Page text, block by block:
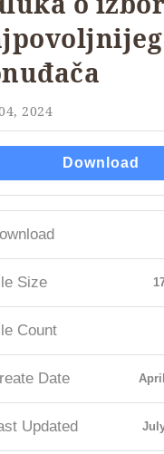
2024
Download
Size
Count
Date
Updated